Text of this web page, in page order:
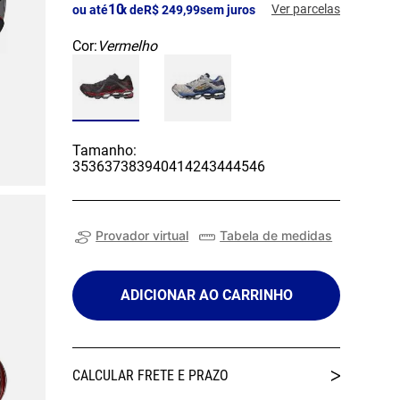
ou até10x deR$249,99sem juros Ver parcelas
Cor: Vermelho
Tamanho:
353637383940414243444546
Provador virtual Tabela de medidas
ADICIONAR AO CARRINHO